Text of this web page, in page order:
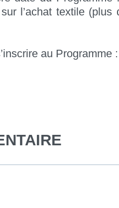
l’achat textile (plus
au Programme